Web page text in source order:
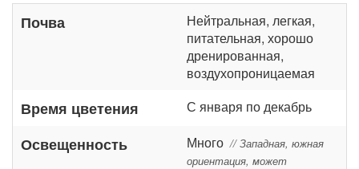
Почва
Нейтральная, легкая,
питательная, хорошо
дренированная,
воздухопроницаемая
Время цветения С января по декабрь
Освещенность Много // Западная, южная
ориентация, может